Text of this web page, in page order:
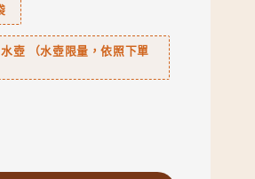
壺 （水壺限量，依照下單